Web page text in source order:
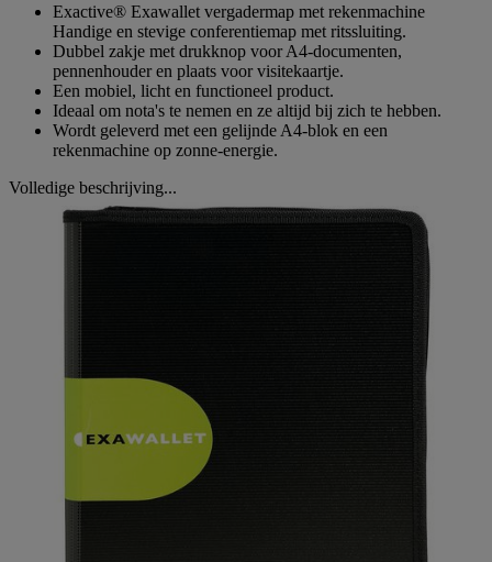
Exactive® Exawallet vergadermap met rekenmachine
Handige en stevige conferentiemap met ritssluiting.
Dubbel zakje met drukknop voor A4-documenten,
pennenhouder en plaats voor visitekaartje.
Een mobiel, licht en functioneel product.
Ideaal om nota's te nemen en ze altijd bij zich te hebben.
Wordt geleverd met een gelijnde A4-blok en een
rekenmachine op zonne-energie.
Volledige beschrijving...